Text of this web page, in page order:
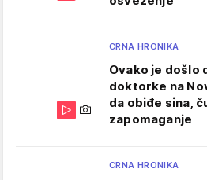
CRNA HRONIKA
Ovako je došlo
doktorke na
da obiđe sina,
zapomaganje
CRNA HRONIKA